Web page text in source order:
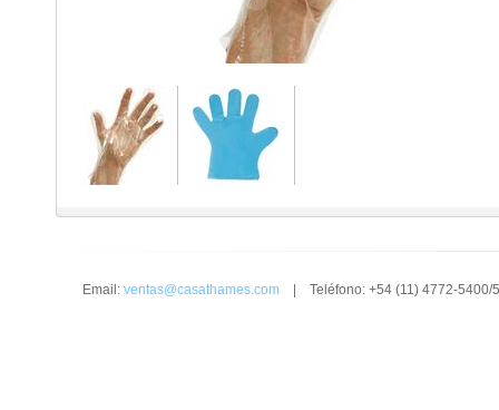
Email: ventas@casathames.com| Teléfono: +54 (11) 4772-